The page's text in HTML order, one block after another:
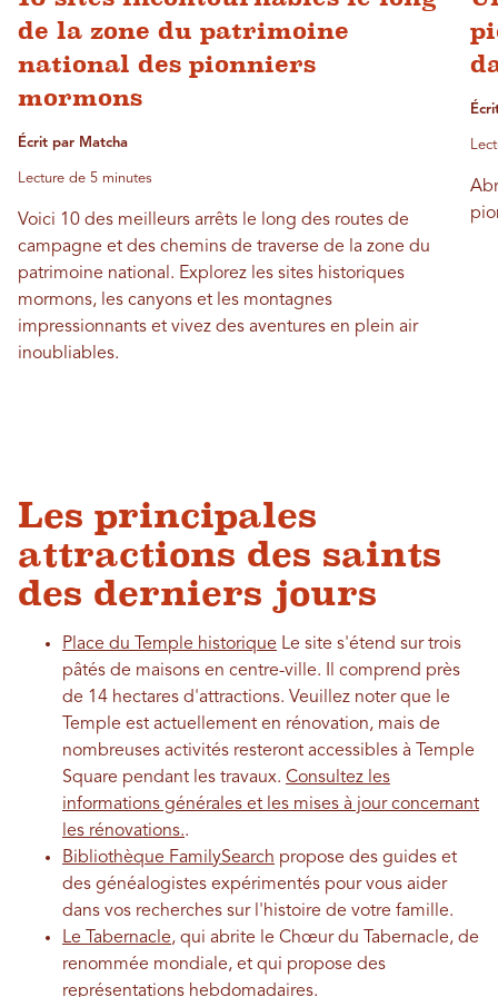
de la zone du patrimoine
national des pionniers
mormons
Écrit par Matcha
Lecture de 5 minutes
Voici 10 des meilleurs arrêts le long des routes de
campagne et des chemins de traverse de la zone du
patrimoine national. Explorez les sites historiques
mormons, les canyons et les montagnes
impressionnants et vivez des aventures en plein air
inoubliables.
Les principales
attractions des saints
des derniers jours
Place du Temple historique Le site s'étend sur trois
pâtés de maisons en centre-ville. Il comprend près
de 14 hectares d'attractions. Veuillez noter que le
Temple est actuellement en rénovation, mais de
nombreuses activités resteront accessibles à Temple
Square pendant les travaux. Consultez les
informations générales et les mises à jour concernant
les rénovations..
Bibliothèque FamilySearch propose des guides et
des généalogistes expérimentés pour vous aider
dans vos recherches sur l'histoire de votre famille.
Le Tabernacle, qui abrite le Chœur du Tabernacle, de
renommée mondiale, et qui propose des
représentations hebdomadaires.